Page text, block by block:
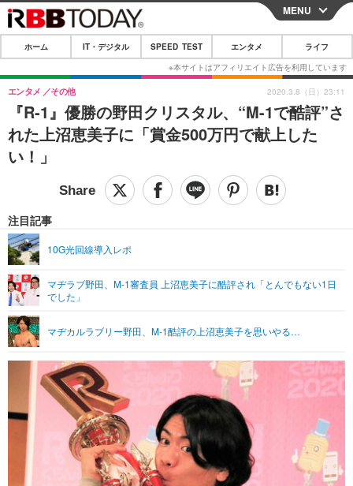
CLOSE
ホーム
IT・デジタル
IT・デジタルTOP スマートフォン
ショッピング その他
SPEED TEST
エンタメ
エンタメTOP 映画・ドラマ
音楽
グラビア ブログ
ペット
その他
リリース一覧
プッシュ通知の停止方法
MENU
ホーム IT・デジタル SPEED TEST エンタメ ライフ
『R-1』優勝の野田クリスタル、“M-1で酷評”さ
れた上沼恵美子に「賞金500万円で献上した
い！」
エンタメ その他
注目記事
10G光回線導入レポ
マヂラブ野田、M-1審査員 上沼恵美子に酷評され「とんでもない1日
でした」
マヂカルラブリー野田、M-1酷評の上沼恵美子を思いやる…
2020.3.8（日）23:11